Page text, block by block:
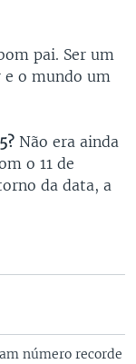
pai. Ser um
o mundo um
Não era ainda
o 11 de
da data, a
número recorde